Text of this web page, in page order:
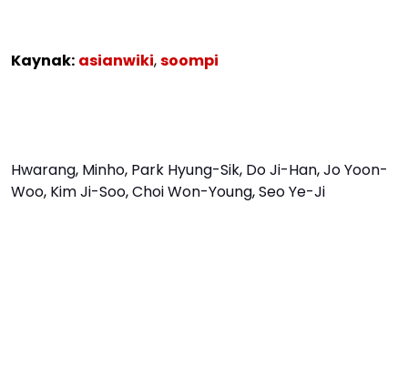
Kaynak: asianwiki,soompi
Hwarang, Minho, Park Hyung-Sik, Do Ji-Han,Jo Yoon-
Woo, Kim Ji-Soo,Choi Won-Young,Seo Ye-Ji